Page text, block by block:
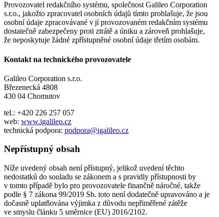
Provozovatel redakčního systému, společnost Galileo Corporation
s.r.o., jakožto zpracovatel osobních údajů tímto prohlašuje, že jsou
osobní údaje zpracovávané v jí provozovaném redakčním systému
dostatečně zabezpečeny proti ztrátě a úniku a zároveň prohlašuje,
že neposkytuje žádné zpřístupněné osobní údaje třetím osobám.
Kontakt na technického provozovatele
Galileo Corporation s.r.o.
Březenecká 4808
430 04 Chomutov
tel.: +420 226 257 057
web: www.igalileo.cz
technická podpora: podpora@igalileo.cz
Nepřístupný obsah
Níže uvedený obsah není přístupný, jelikož uvedení těchto
nedostatků do souladu se zákonem a s pravidly přístupnosti by
v tomto případě bylo pro provozovatele finančně náročné, takže
podle § 7 zákona 99/2019 Sb. toto není dodatečně upravováno a je
dočasně uplatňována výjimka z důvodu nepřiměřené zátěže
ve smyslu článku 5 směrnice (EU) 2016/2102.